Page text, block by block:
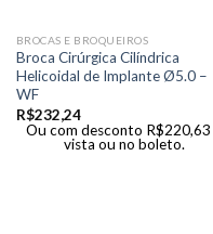
BROCAS E BROQUEIROS
Broca Cirúrgica Cilíndrica
Helicoidal de Implante Ø5.0 –
WF
R$232,24
Ou com desconto R$220,63
vista ou no boleto.